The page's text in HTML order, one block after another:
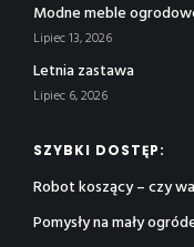
Modne meble
Lipiec 13, 2026
Letnia zastawa
Lipiec 6, 2026
SZYBKI DOSTĘP:
Robot koszący – czy
Pomysły na mały